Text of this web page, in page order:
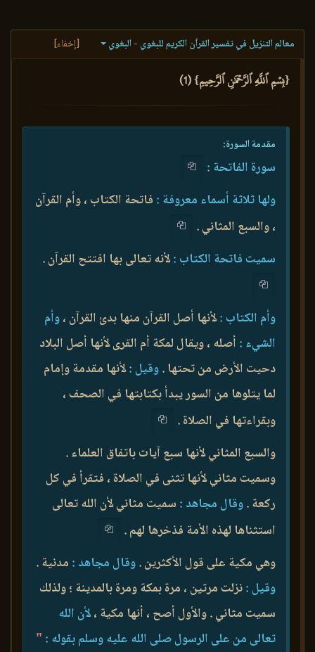
معالم التنزيل في تفسير القرآن الكريم للبغوي - البغوي [إخفاء]
{بِسۡمِ ٱللَّهِ ٱلرَّحۡمَٰنِ ٱلرَّحِيمِ} (1)
مقدمة السورة:
سورة الفاتحة :
ولها ثلاثة أسماء معروفة : فاتحة الكتاب ، وأم القرآن
، والسبع المثاني .
سميت فاتحة الكتاب :لأنه تعالى بها افتتح القرآن .
وأم الكتاب :لأنها أصل القرآن منها بدئ القرآن ،وأم
الشيء : أصله ، ويقال لمكة أم القرى لأنها أصل البلاد
دحيت الأرض من تحتها .وقيل :لأنها مقدمة وإمام
لما يتلوها من السور يبدأ بكتابتها في الصحف ،
وبقراءتها في الصلاة .
والسبع المثاني لأنها سبع آيات باتفاق العلماء .
وسميت مثاني لأنها تثنى في الصلاة ، فتقرأ في كل
ركعة .وقال مجاهد : سميت مثاني لأن الله تعالى
استثناها لهذه الأمة فذخرها لهم .
وهي مكية على قول الأكثرين .وقال مجاهد : مدنية .
وقيل :نزلت مرتين ، مرة بمكة ومرة بالمدينة ؛ ولذلك
سميت مثاني . والأول أصح ، أنها مكية ،لأن الله
تعالى من على الرسول صلى الله عليه وسلم بقوله : "